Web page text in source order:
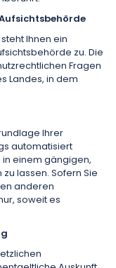
Ihnen ein
zu. Die
Fragen
Landes, in dem
Ihrer
automatisiert
einem gängigen,
lassen. Sofern Sie
anderen
soweit es